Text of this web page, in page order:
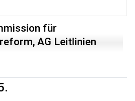
für
AG Leitlinien